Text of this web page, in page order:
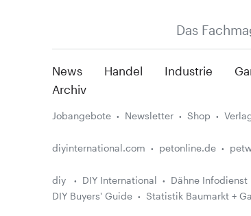
Das
News Handel Industrie
Archiv
Jobangebote Newsletter Shop
diyinternational.com petonline.de
diy DIY International Dähne Infodienst
DIY Buyers' Guide
Statistik Baumarkt +